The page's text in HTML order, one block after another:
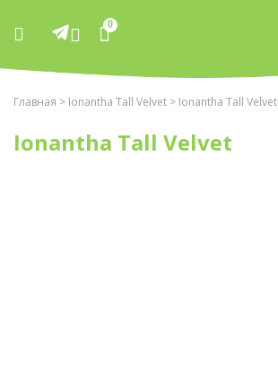
0
Главная > Ionantha Tall Velvet > Ionantha Tall Velvet
Ionantha Tall Velvet